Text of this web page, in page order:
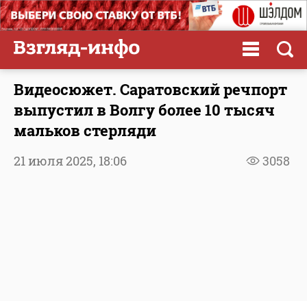
Видеосюжет. Саратовский речпорт
выпустил в Волгу более 10 тысяч
мальков стерляди
3058
21 июля 2025, 18:06